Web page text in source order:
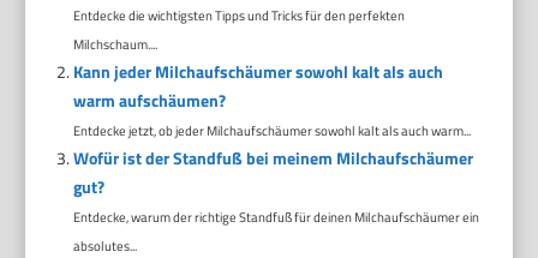
Entdecke die wichtigsten Tipps und Tricks für den perfekten
Milchschaum....
Kann jeder Milchaufschäumer sowohl kalt als auch
warm aufschäumen?
Entdecke jetzt, ob jeder Milchaufschäumer sowohl kalt als auch warm...
Wofür ist der Standfuß bei meinem Milchaufschäumer
gut?
Entdecke, warum der richtige Standfuß für deinen Milchaufschäumer ein
absolutes...